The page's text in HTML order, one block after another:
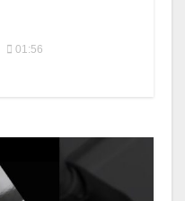
01:56